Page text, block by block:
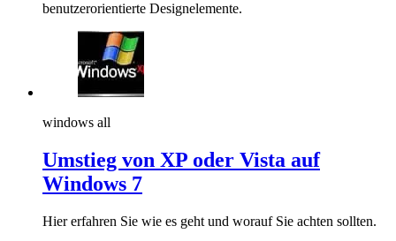
benutzerorientierte Designelemente.
windows all
Umstieg von XP oder Vista auf
Windows 7
Hier erfahren Sie wie es geht und worauf Sie achten sollten.